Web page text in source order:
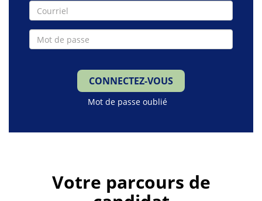
Courriel
Mot
de
Mot de passe oublié
CONNECTEZ-VOUS
Votre parcours de